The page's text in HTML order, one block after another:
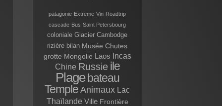
patagonie Extreme Vin Roadtrip
cascade Bus Saint Petersbourg
coloniale Glacier Cambodge
rizière bilan Musée Chutes
grotte Mongolie Laos Incas
Chine Russie ile
Plage bateau
Temple Animaux Lac
Thaïlande Ville Frontière